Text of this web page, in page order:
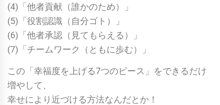
(4)「他者貢献（誰かのため）」
(5)「役割認識（自分ゴト）」
(6)「他者承認（見てもらえる）」
(7)「チームワーク（ともに歩む）」
この「幸福度を上げる7つのピース」をできるだけ
増やして、
幸せにより近づける方法なんだとか！